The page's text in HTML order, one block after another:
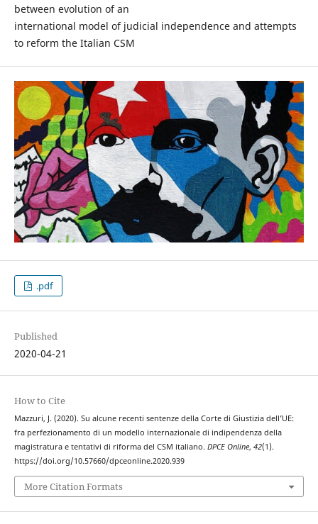
between evolution of an
international model of judicial independence and attempts
to reform the Italian CSM
.pdf
Published
2020-04-21
How to Cite
Mazzuri, J. (2020). Su alcune recenti sentenze della Corte di Giustizia dell’UE:
fra perfezionamento di un modello internazionale di indipendenza della
magistratura e tentativi di riforma del CSM italiano. DPCE Online, 42(1).
https://doi.org/10.57660/dpceonline.2020.939
More Citation Formats